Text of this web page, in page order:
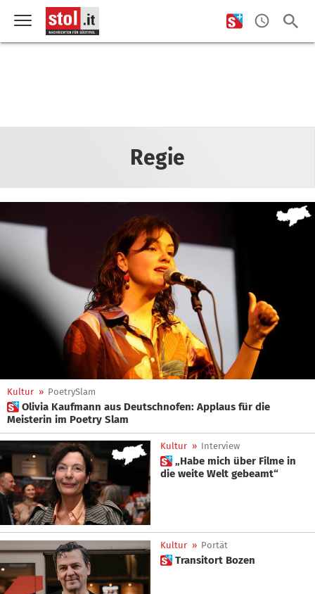
Regie
Kultur » PoetrySlam
 Olivia Kaufmann aus Deutschnofen: Applaus für die
Meisterin im Poetry Slam
Kultur » Interview
 „Habe mich über Filme in
die weite Welt gebeamt“
Kultur » Portät
 Transitort Bozen